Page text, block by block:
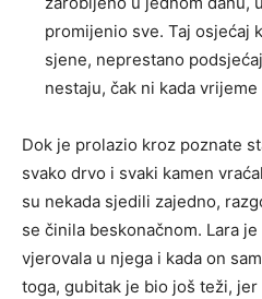
promijenio sve. Taj osjećaj
sjene, neprestano
nestaju, čak ni kada
Dok je prolazio kroz poznate
svako drvo i svaki kamen
su nekada sjedili zajedno,
se činila beskonačnom. Lara
vjerovala u njega i kada on
toga, gubitak je bio još teži,